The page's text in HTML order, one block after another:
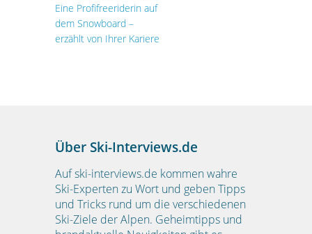
Eine Profifreeriderin auf
dem Snowboard –
erzählt von Ihrer Kariere
Über Ski-Interviews.de
Auf ski-interviews.de kommen wahre
Ski-Experten zu Wort und geben Tipps
und Tricks rund um die verschiedenen
Ski-Ziele der Alpen. Geheimtipps und